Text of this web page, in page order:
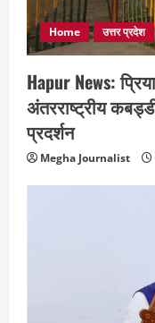
Home उत्तर प्रदेश
Hapur News:
अंतरराष्ट्रीय
प्रदर्शन
Megha Journalist